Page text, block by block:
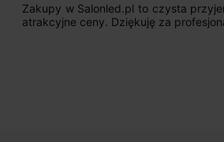
Zakupy w Salonled.pl to czysta
atrakcyjne ceny. Dziękuję za